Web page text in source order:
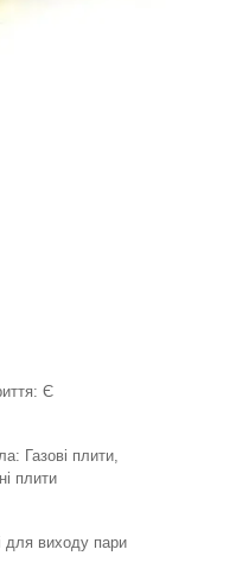
Є
Газові плити,
плити
для виходу пари